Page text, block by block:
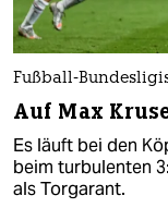
Fußball-
Auf Max
Es läuft bei den
beim turbulenten
als Torgarant.